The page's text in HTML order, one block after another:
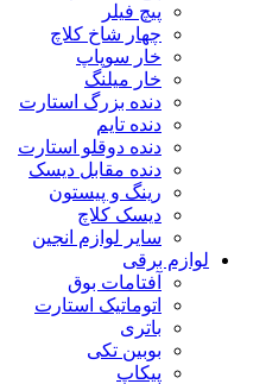
پیچ فیلر
چهار شاخ کلاچ
خار سوپاپ
خار میلنگ
دنده بزرگ استارت
دنده تایم
دنده دوقلو استارت
دنده مقابل دیسک
رینگ و پیستون
دیسک کلاچ
سایر لوازم انجین
لوازم برقی
آفتامات بوق
اتوماتیک استارت
باتری
بوبین تکی
پیکاپ